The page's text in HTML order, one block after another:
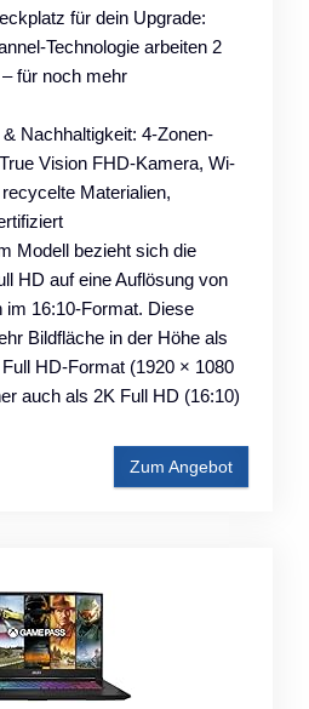
für dein Upgrade:
Technologie arbeiten 2
für noch mehr
Nachhaltigkeit: 4-Zonen-
Vision FHD-Kamera, Wi-
Materialien,
Modell bezieht sich die
HD auf eine Auflösung von
im 16:10-Format. Diese
Bildfläche in der Höhe als
HD-Format (1920 × 1080
auch als 2K Full HD (16:10)
Zum Angebot